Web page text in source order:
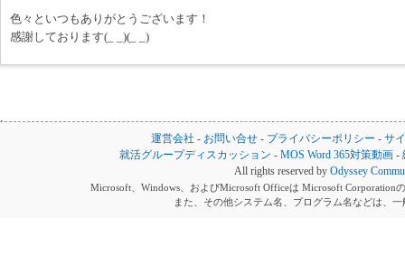
色々といつもありがとうございます！
感謝しております(_ _)(_ _)
運営会社 - お問い合せ - プライバシーポリシー - サ
就活グループディスカッション -MOS Word 365対策動画 -
All rights reserved by Odyssey
Microsoft、Windows、およびMicrosoft Officeは Microsoft Corporation
また、その他システム名、プログラム名などは、